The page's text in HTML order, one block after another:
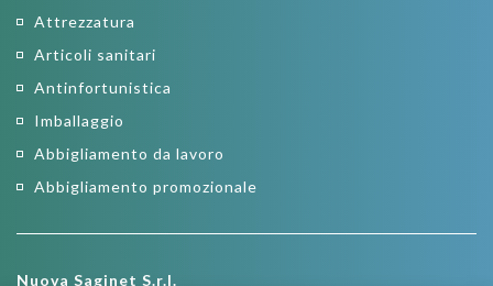
Attrezzatura
Articoli sanitari
Antinfortunistica
Imballaggio
Abbigliamento da lavoro
Abbigliamento promozionale
Nuova Saginet S.r.l.